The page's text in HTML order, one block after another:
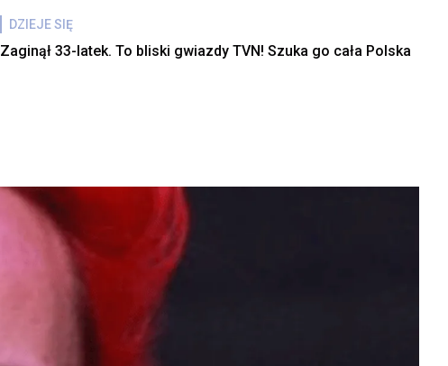
DZIEJE SIĘ
Zaginął 33-latek. To bliski gwiazdy TVN! Szuka go cała Polska